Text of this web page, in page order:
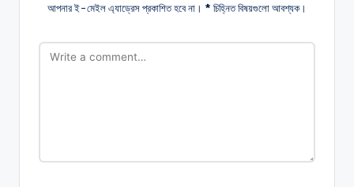
আপনার ই-মেইল এ্যাড্রেস প্রকাশিত হবে না। * চিহ্নিত বিষয়গুলো আবশ্যক।